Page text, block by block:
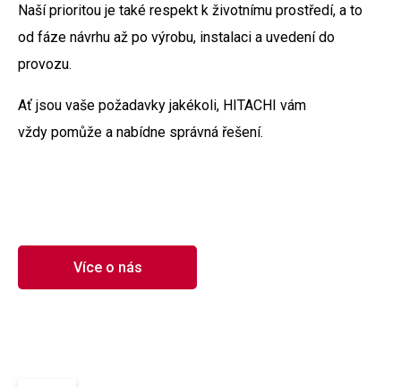
Naší prioritou je také respekt k životnímu prostředí, a to
od fáze návrhu až po výrobu, instalaci a uvedení do
provozu.
Ať jsou vaše požadavky jakékoli, HITACHI vám
vždy pomůže a nabídne správná řešení.
Více o nás